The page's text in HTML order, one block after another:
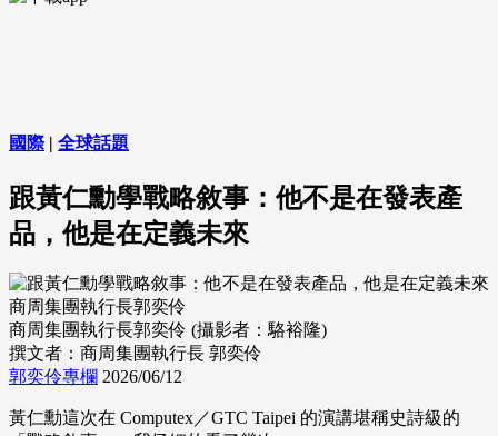
國際| 全球話題
跟黃仁勳學戰略敘事：他不是在發表產
品，他是在定義未來
商周集團執行長郭奕伶
商周集團執行長郭奕伶 (攝影者：駱裕隆)
撰文者：商周集團執行長 郭奕伶
郭奕伶專欄 2026/06/12
黃仁勳這次在 Computex／GTC Taipei 的演講堪稱史詩級的